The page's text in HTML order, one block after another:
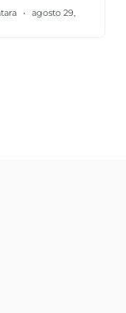
agosto 29,